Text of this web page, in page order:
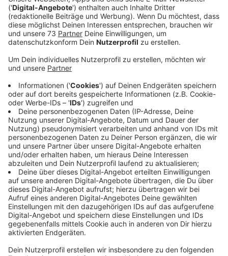
Der 19-jährige ist in seinem jungen Leben schon viel in
der Welt rumgekommen. Levent Geiger kommt
gebürtig aus München, hat seine Kindheit aber unter
anderem auch in Städten wie Chicago und São Paulo
verbracht. Hier lernte er nicht nur fünf Sprachen zu
sprechen, vor allem entdeckte er seine Liebe zur
Musik. Als er mit neun seinen ersten Wettbewerb
gewann, startet ein aufregender und
vielversprechender Musik-Weg für ihn. Mittlerweile hat
er seinen Sound in poppigen Melodien gefunden und
liefert uns frische und junge Musik. Das hört man auch
in seiner neuen Single "2 Dumb Kids".
Anzeige
Wir benötigen Ihre
Zustimmung, um den YouTube
Video-Service zu laden!